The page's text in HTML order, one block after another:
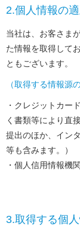
2.個人情報の
当社は、お客さま
た情報を取得して
ともございます。
（取得する情報源の
クレジットカー
く書類等により直
提出のほか、イン
等も含みます。）
個人信用情報機
3.取得する個